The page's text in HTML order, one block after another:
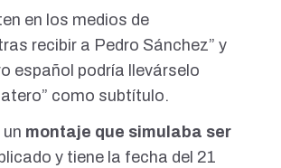
en los medios de
recibir a Pedro Sánchez” y
español podría llevárselo
como subtítulo.
montaje que simulaba ser
y tiene la fecha del 21